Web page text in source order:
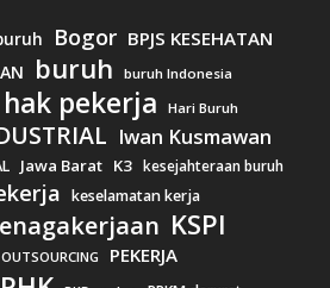
Bogor BPJS KESEHATAN
buruh buruh Indonesia
hak pekerja Hari Buruh
Iwan Kusmawan
Jawa Barat K3 kesejahteraan buruh
keselamatan kerja
KSPI
OUTSOURCING PEKERJA